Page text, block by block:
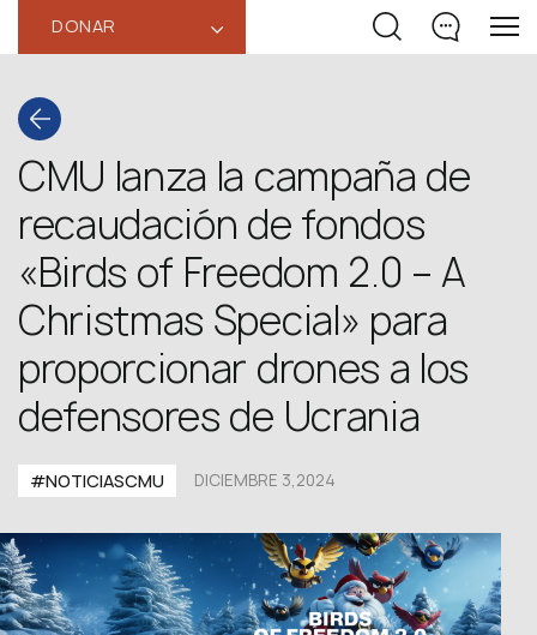
DONAR ‹
CMU lanza la campaña de
recaudación de fondos
«Birds of Freedom 2.0 – A
Christmas Special» para
proporcionar drones a los
defensores de Ucrania
#NOTICIASCMU DICIEMBRE 3,2024